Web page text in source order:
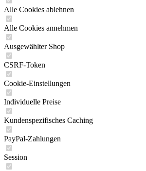
Alle Cookies ablehnen
Alle Cookies annehmen
Ausgewählter Shop
CSRF-Token
Cookie-Einstellungen
Individuelle Preise
Kundenspezifisches Caching
PayPal-Zahlungen
Session